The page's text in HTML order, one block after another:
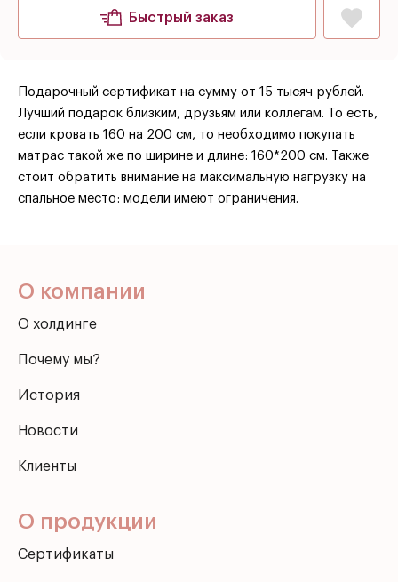
Быстрый заказ
Подарочный сертификат на сумму от 15 тысяч рублей.
Лучший подарок близким, друзьям или коллегам. То есть,
если кровать 160 на 200 см, то необходимо покупать
матрас такой же по ширине и длине: 160*200 см. Также
стоит обратить внимание на максимальную нагрузку на
спальное место: модели имеют ограничения.
О компании
О холдинге
Почему мы?
История
Новости
Клиенты
О продукции
Сертификаты